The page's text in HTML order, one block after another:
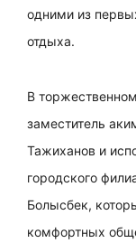
одними из
отдыха.
В
заместитель
Тажиханов и
городского
Болысбек,
комфортных